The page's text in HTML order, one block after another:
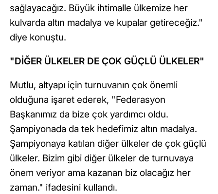
sağlayacağız. Büyük ihtimalle ülkemize her
kulvarda altın madalya ve kupalar getireceğiz."
diye konuştu.
"DİĞER ÜLKELER DE ÇOK GÜÇLÜ ÜLKELER"
Mutlu, altyapı için turnuvanın çok önemli
olduğuna işaret ederek, "Federasyon
Başkanımız da bize çok yardımcı oldu.
Şampiyonada da tek hedefimiz altın madalya.
Şampiyonaya katılan diğer ülkeler de çok güçlü
ülkeler. Bizim gibi diğer ülkeler de turnuvaya
önem veriyor ama kazanan biz olacağız her
zaman." ifadesini kullandı.